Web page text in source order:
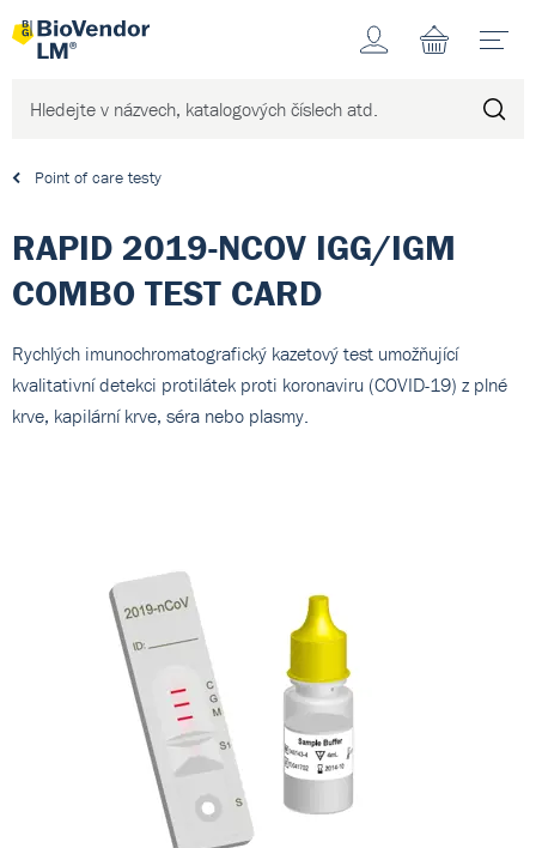
Účet
Point of care testy
RAPID 2019-NCOV IGG/IGM
COMBO TEST CARD
Rychlých imunochromatografický kazetový test umožňující
kvalitativní detekci protilátek proti koronaviru (COVID-19) z plné
krve, kapilární krve, séra nebo plasmy.